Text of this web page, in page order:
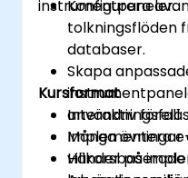
instrumentpaneler.
Konfigurera
tolkningsflöden
databaser.
Skapa
användningsfall.
Implementera
Kursformat
Interaktiv
Många
Händer på